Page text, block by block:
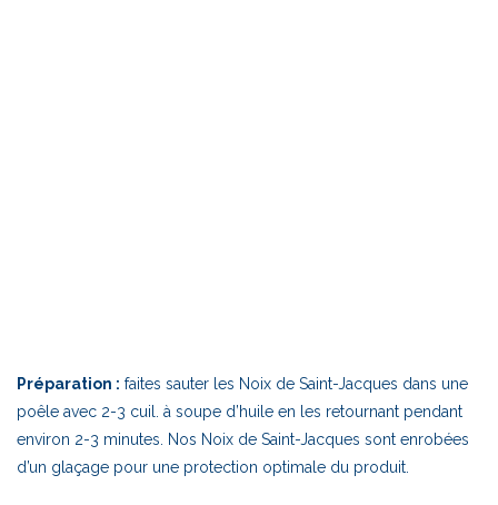
Préparation : faites sauter les Noix de Saint-Jacques dans une
poêle avec 2-3 cuil. à soupe d’huile en les retournant pendant
environ 2-3 minutes. Nos Noix de Saint-Jacques sont enrobées
d’un glaçage pour une protection optimale du produit.